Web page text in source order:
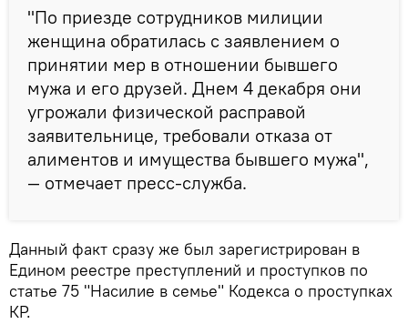
"По приезде сотрудников милиции
женщина обратилась с заявлением о
принятии мер в отношении бывшего
мужа и его друзей. Днем 4 декабря они
угрожали физической расправой
заявительнице, требовали отказа от
алиментов и имущества бывшего мужа",
— отмечает пресс-служба.
Данный факт сразу же был зарегистрирован в
Едином реестре преступлений и проступков по
статье 75 "Насилие в семье" Кодекса о проступках
КР.